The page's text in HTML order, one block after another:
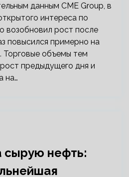
данным CME Group, в
интереса по
возобновил рост после
повысился примерно на
Торговые объемы тем
предыдущего дня и
на…
нефть: